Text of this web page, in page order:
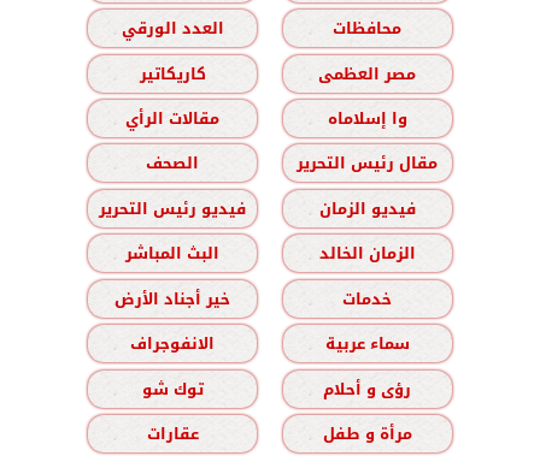
محافظات
العدد الورقي
مصر العظمى
كاريكاتير
وا إسلاماه
مقالات الرأي
مقال رئيس التحرير
الصحف
فيديو الزمان
فيديو رئيس التحرير
الزمان الخالد
البث المباشر
خدمات
خير أجناد الأرض
سماء عربية
الانفوجراف
رؤى و أحلام
توك شو
مرأة و طفل
عقارات